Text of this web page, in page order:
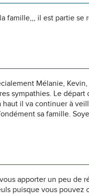
famille,,, il est partie se
Mélanie,
sympathies. Le départ
il va continuer à
sa famille.
apporter un peu de
puisque vous pouvez